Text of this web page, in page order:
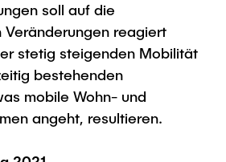
soll auf die
reagiert
stetig steigenden Mobilität
bestehenden
mobile Wohn- und
angeht, resultieren.